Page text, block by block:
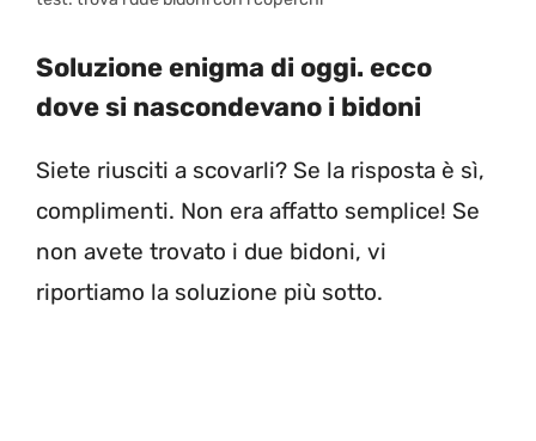
Soluzione enigma di oggi. ecco
dove si nascondevano i bidoni
Siete riusciti a scovarli? Se la risposta è sì,
complimenti. Non era affatto semplice! Se
non avete trovato i due bidoni, vi
riportiamo la soluzione più sotto.